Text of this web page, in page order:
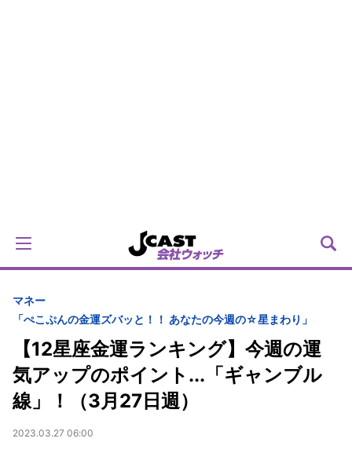
マネー
「ぺこぷんの金運ズバッと！！ あなたの今週の☆星まわり」
【12星座金運ランキング】今週の運
気アップのポイント...「ギャンブル
線」！（3月27日週）
2023.03.27 06:00